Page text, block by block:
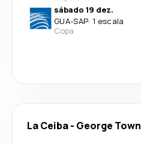
sábado 19 dez.
GUA-SAP· 1 escala
Copa
La Ceiba- George Town